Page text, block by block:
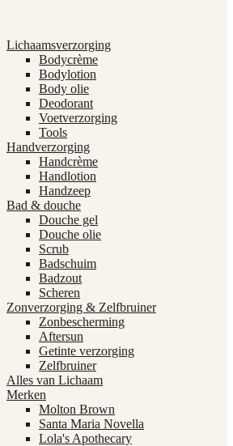
Lichaamsverzorging
Bodycrème
Bodylotion
Body olie
Deodorant
Voetverzorging
Tools
Handverzorging
Handcrème
Handlotion
Handzeep
Bad & douche
Douche gel
Douche olie
Scrub
Badschuim
Badzout
Scheren
Zonverzorging & Zelfbruiner
Zonbescherming
Aftersun
Getinte verzorging
Zelfbruiner
Alles van Lichaam
Merken
Molton Brown
Santa Maria Novella
Lola's Apothecary